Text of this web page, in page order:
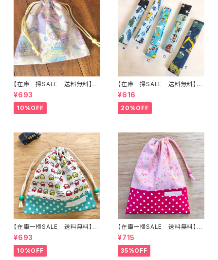
【在庫一掃SALE 送料無料】巾
着袋(小)20×20cm ホワイト
【ペガサス柄】★ KU.67 ゆめか
わ ユニコーン 星 ハート
女の子｜通園通学用のかわいい
¥693
10%OFF
【在庫一掃SALE 送料無料】も
こもこ水筒肩ひもカバー【はたら
く】 ★KS.10111314151617181
9 車 男の子 飛行機 くる
ま ｜通園通学用のかわいい巾
¥616
20%OFF
【在庫一掃SALE 送料無料】巾
着袋(小)21×20cmホワイト【白
くまカー柄】★ KU.37 男の子 く
るま 車｜通園通学用のかわい
い巾着袋や入園オーダーHoshi
¥693
10%OFF
【在庫一掃SALE 送料無料】巾
着袋(中)☆31×24cm 【アイス
柄】 ★KC.56｜通園通学用のか
わいい巾着袋や入園オーダーH
oshizora☆ほしぞら
¥715
35%OFF